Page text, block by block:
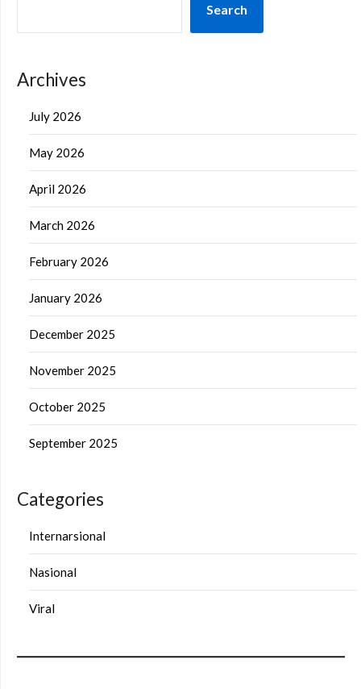
Search
Archives
July 2026
May 2026
April 2026
March 2026
February 2026
January 2026
December 2025
November 2025
October 2025
September 2025
Categories
Internarsional
Nasional
Viral